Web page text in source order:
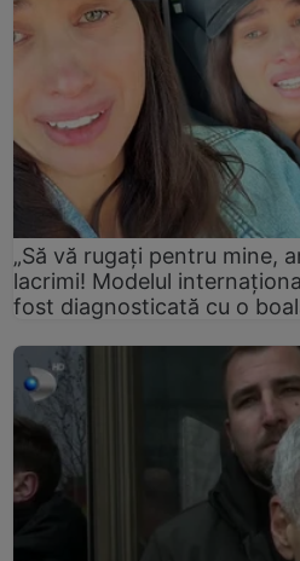
„Să vă rugați pentru mine,
lacrimi! Modelul
fost diagnosticată cu o